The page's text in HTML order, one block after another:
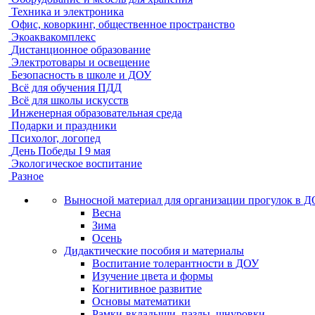
Техника и электроника
Офис, коворкинг, общественное пространство
Экоаквакомплекс
Дистанционное образование
Электротовары и освещение
Безопасность в школе и ДОУ
Всё для обучения ПДД
Всё для школы искусств
Инженерная образовательная среда
Подарки и праздники
Психолог, логопед
День Победы I 9 мая
Экологическое воспитание
Разное
Выносной материал для организации прогулок в
Весна
Зима
Осень
Дидактические пособия и материалы
Воспитание толерантности в ДОУ
Изучение цвета и формы
Когнитивное развитие
Основы математики